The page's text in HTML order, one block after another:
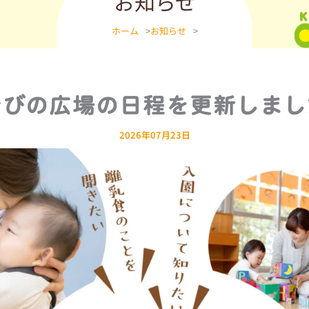
ホーム >お知らせ >
の広場の日程を更新しま
2026年07月23日